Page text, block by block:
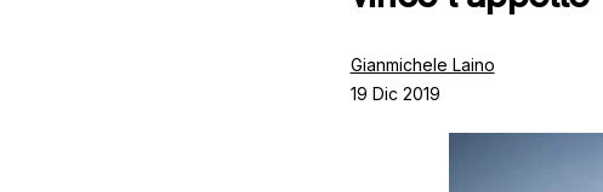
Gianmichele Laino
19 Dic 2019